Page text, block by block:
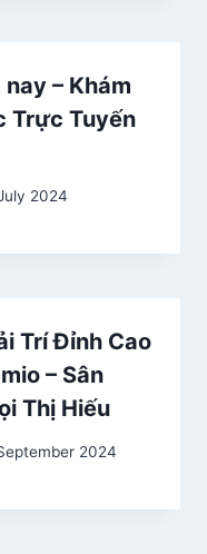
– Khám
Trực Tuyến
2024
Trí Đỉnh Cao
– Sân
Thị Hiếu
2024